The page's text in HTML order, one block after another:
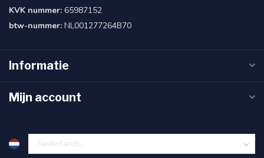
KVK nummer: 65987152
btw-nummer: NL001277264B70
Informatie
Mijn account